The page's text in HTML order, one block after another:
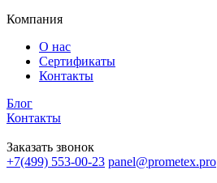
Компания
О нас
Сертификаты
Контакты
Блог
Контакты
Заказать звонок
+7(499) 553-00-23 panel@prometex.pro